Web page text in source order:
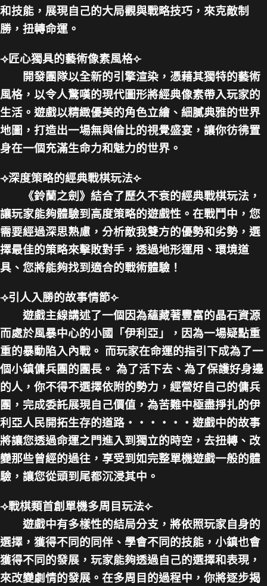
和技能，展現自己的大局觀與戰略技巧，來克敵制
勝，扭轉命運。
⟢匠心獨具的藝術像素風格⟣
開發團隊以全新的引擎渲染，憑藉其獨特的藝術
風格，以令人驚嘆的現代圖形將經典像素帶入玩家的
生活。遊戲以精緻優美的角色立繪、細膩典雅的世界
地圖，打造出一場無與倫比的視覺盛宴，讓你彷彿置
身在一個充滿生命力和魅力的世界。
⟢深度策略的經典戰棋玩法⟣
《鈴蘭之劍》結合了歷久不衰的經典戰棋玩法，
讓玩家能夠體驗到高度策略的遊戲性。在戰鬥中，您
需要經過深思熟慮，分析敵我雙方的優勢和劣勢，選
擇最佳的策略來擊敗對手，透過地形運用、環境道
具、您將能夠找到適合的戰術體驗！
⟢引人入勝的故事情節⟣
遊戲主線講述了一個因為蘊藏著豐富的晶石資源
而處於風暴中心的小國「伊利亞」，因為一場疑點重
重的暴動陷入內戰。 而玩家在命運的指引下成為了一
個小鎮傭兵團的團長。 為了活下去、為了保護好身邊
的人，你不得不選擇依附的勢力，經營好自己的傭兵
團，完成委託展現自己價值，為苦難中極盡掙扎的伊
利亞人民開拓生存的道路‧‧‧‧‧‧遊戲中的故事
將讓您透過命運之門進入到獨立的時空，去扭轉、改
變那些曾經的過往，享受到如完整單機遊戲一般的體
驗，讓您從頭到尾都沉浸其中。
⟢戰棋類首創單機多周目玩法⟣
遊戲中有多樣性的結局分支，將依照玩家自身的
選擇，獲得不同的同伴、學會不同的技能，小鎮也會
獲得不同的發展，玩家能夠透過自己的選擇和表現，
來改變劇情的發展。在多周目的過程中，你將逐步揭